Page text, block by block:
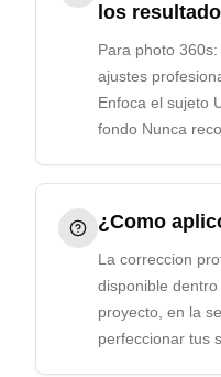
los
Para photo
ajustes
Enfoca el sujeto
fondo Nunca
¿Como
La correccion
disponible
proyecto, en la
perfeccionar tus